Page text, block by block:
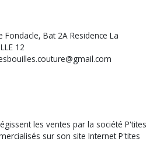
Bat 2A Residence La
12
les ventes par la société P'tites
sur son site Internet P'tites